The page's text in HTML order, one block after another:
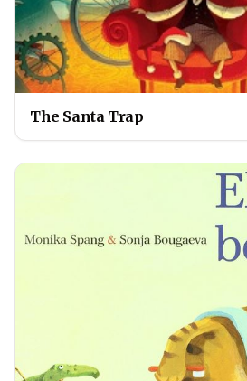
The Santa Trap